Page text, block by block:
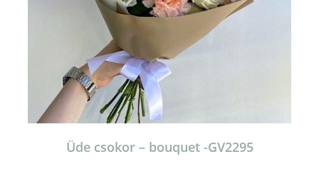
Üde csokor – bouquet -GV2295